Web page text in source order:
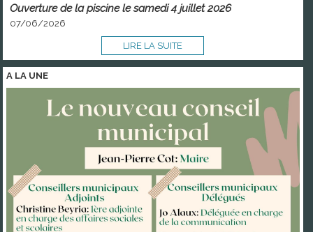
Ouverture de la piscine le samedi 4 juillet 2026
07/06/2026
LIRE LA SUITE
A LA UNE